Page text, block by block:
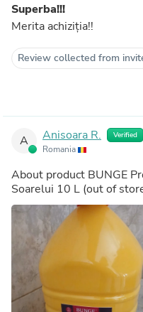
Superba!!!
Merita achiziția!!
Review collected from
A Anisoara R. Verified
Romania
About product BUNGE
Soarelui 10 L (out of